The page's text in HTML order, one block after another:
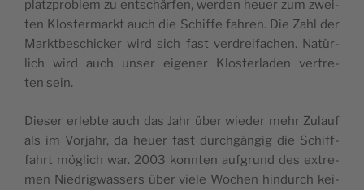
platz­pro­blem zu ents­chär­fen, wer­den heuer zum zwei­
ten Klos­ter­markt auch die Schif­fe fah­ren. Die Zahl der
Markt­bes­chic­ker wird sich fast ver­drei­fa­chen. Natür­
lich wird auch unser eige­ner Klos­ter­la­den ver­tre­
ten sein.
Die­ser erleb­te auch das Jahr über wie­der mehr Zulauf
als im Vor­jahr, da heuer fast durch­gän­gig die Schiff­
fahrt möglich war. 2003 konn­ten auf­grund des extre­
men Nie­drig­was­sers über vie­le Wochen hin­durch kei­